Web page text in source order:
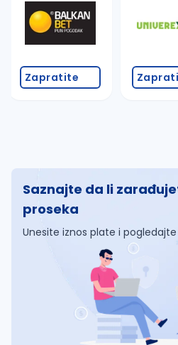
Zapratite
Saznajte da li
proseka
Unesite iznos plate i